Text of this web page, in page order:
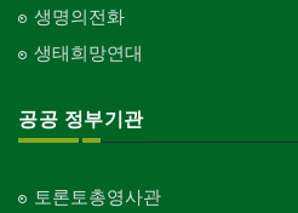
교회-씨 앤 엠에이
Church-C & MA
Church-Full Gospel
생명의전화
생태희망연대
공공 정부기관
토론토총영사관